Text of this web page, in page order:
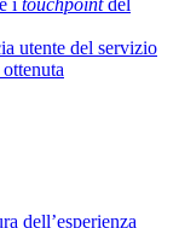
i touchpointdel
utente del servizio
dell’esperienza